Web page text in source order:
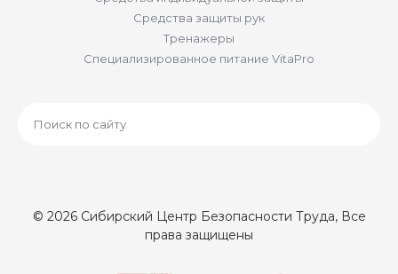
Средства защиты рук
Тренажеры
Специализированное питание VitaPro
© 2026 Сибирский Центр Безопасности Труда, Все
права защищены